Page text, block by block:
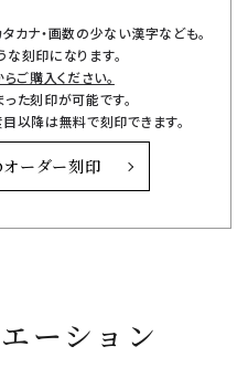
カナ・画数の少ない漢字なども。
な刻印になります。
ご購入ください。
た刻印が可能です。
以降は無料で刻印できます。
オーダー刻印
ーション